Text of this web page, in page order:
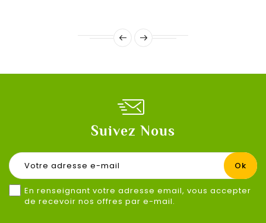
Suivez Nous
En renseignant votre adresse email, vous accepter
de recevoir nos offres par e-mail.